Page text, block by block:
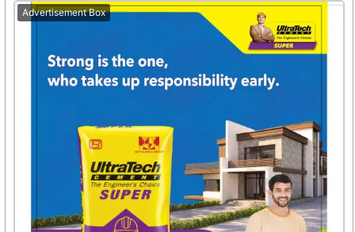
Advertisement Box